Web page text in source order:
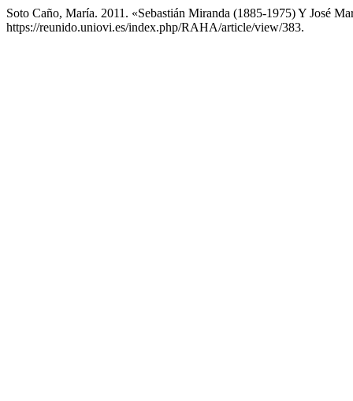
Soto Caño, María. 2011. «Sebastián Miranda (1885-1975) Y José
https://reunido.uniovi.es/index.php/RAHA/article/view/383.